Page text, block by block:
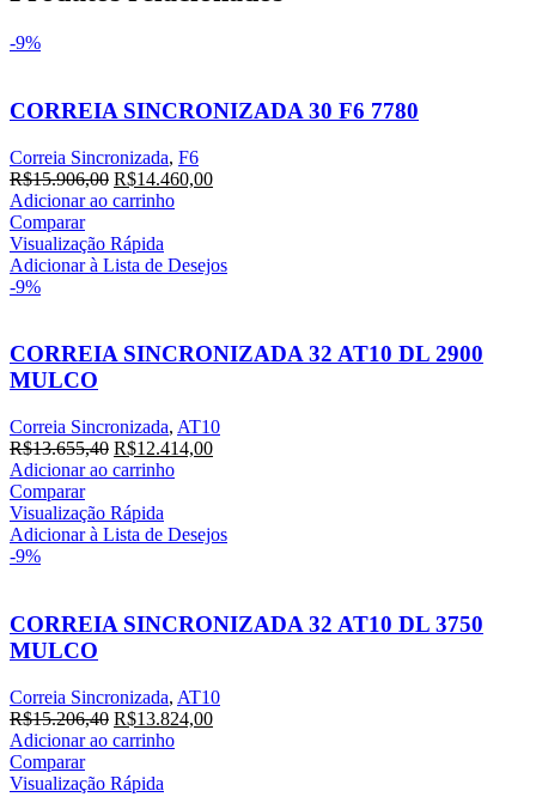
-9%
CORREIA SINCRONIZADA 30 F6 7780
Correia Sincronizada, F6
R$15.906,00 R$14.460,00
Adicionar ao carrinho
Comparar
Visualização Rápida
Adicionar à Lista de Desejos
-9%
CORREIA SINCRONIZADA 32 AT10 DL 2900
MULCO
Correia Sincronizada, AT10
R$13.655,40 R$12.414,00
Adicionar ao carrinho
Comparar
Visualização Rápida
Adicionar à Lista de Desejos
-9%
CORREIA SINCRONIZADA 32 AT10 DL 3750
MULCO
Correia Sincronizada, AT10
R$15.206,40 R$13.824,00
Adicionar ao carrinho
Comparar
Visualização Rápida